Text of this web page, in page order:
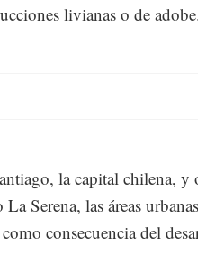
livianas o de
la capital chilena, y
La Serena, las áreas
consecuencia del